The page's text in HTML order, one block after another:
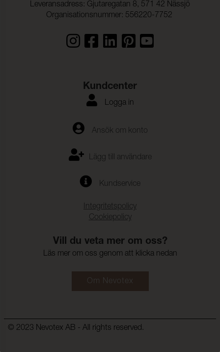
Leveransadress: Gjutaregatan 8, 571 42 Nässjö
Organisationsnummer: 556220-7752
Kundcenter
Logga in
Ansök om konto
Lägg till användare
Kundservice
Integritetspolicy
Cookiepolicy
Vill du veta mer om oss?
Läs mer om oss genom att klicka nedan
Om Nevotex
© 2023 Nevotex AB - All rights reserved.